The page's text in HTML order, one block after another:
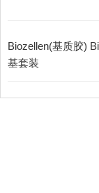
Biozellen(基质胶)
基套装